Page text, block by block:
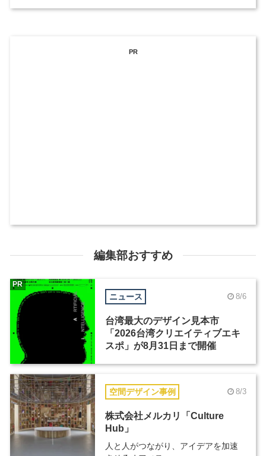
PR
編集部おすすめ
ニュース 8/6
台湾最大のデザイン見本市
「2026台湾クリエイティブエキ
スポ」が8月31日まで開催
PR
空間デザイン事例 8/3
株式会社メルカリ「Culture
Hub」
人と人がつながり、アイデアを加速